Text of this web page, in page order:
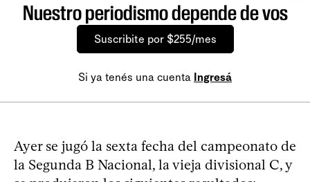
Nuestro periodismo depende de vos
Suscribite por $255/mes
Si ya tenés una cuenta Ingresá
Ayer se jugó la sexta fecha del campeonato de
la Segunda B Nacional, la vieja divisional C, y